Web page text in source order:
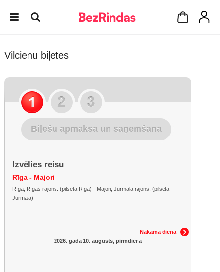
Vilcienu biļetes
Biļešu apmaksa un saņemšana
Izvēlies reisu
Rīga - Majori
Rīga, Rīgas rajons: (pilsēta Rīga) - Majori, Jūrmala rajons: (pilsēta
Jūrmala)
Nākamā diena
2026. gada 10. augusts, pirmdiena